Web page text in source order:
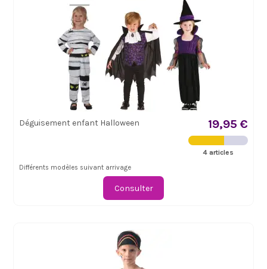
Déguisement enfant Halloween 19,95 €
4 articles
Différents modèles suivant arrivage
Consulter